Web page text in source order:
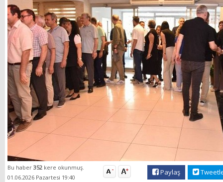
Bu haber 352 kere okunmuş.
01.06.2026 Pazartesi 19:40
Paylaş